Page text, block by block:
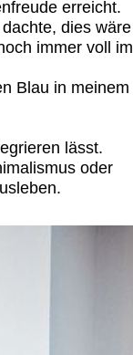
erreicht.
dies wäre
immer voll im
Blau in meinem
lässt.
oder